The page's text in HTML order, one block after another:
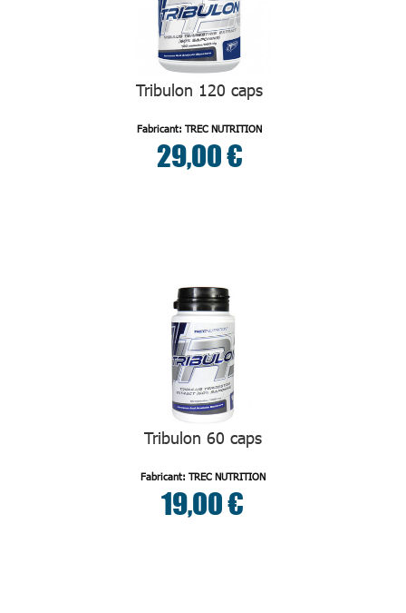
Tribulon 120 caps
Fabricant: TREC NUTRITION
29,00 €
Tribulon 60 caps
Fabricant: TREC NUTRITION
19,00 €